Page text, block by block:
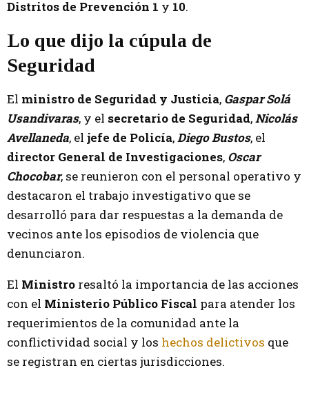
Distritos de Prevención 1 y 10.
Lo que dijo la cúpula de
Seguridad
El ministro de Seguridad y Justicia, Gaspar Solá
Usandivaras, y el secretario de Seguridad,Nicolás
Avellaneda, el jefe de Policía,Diego Bustos, el
director General de Investigaciones, Oscar
Chocobar, se reunieron con el personal operativo y
destacaron el trabajo investigativo que se
desarrolló para dar respuestas a la demanda de
vecinos ante los episodios de violencia que
denunciaron.
El Ministro resaltó la importancia de las acciones
con el Ministerio Público Fiscal para atender los
requerimientos de la comunidad ante la
conflictividad social y los hechos delictivos que
se registran en ciertas jurisdicciones.